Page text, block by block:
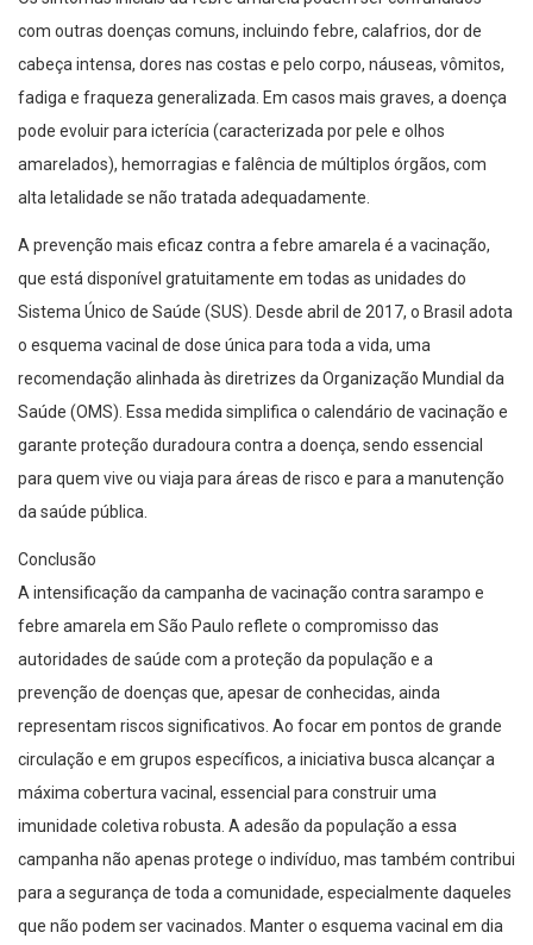
com outras doenças comuns, incluindo febre, calafrios, dor de
cabeça intensa, dores nas costas e pelo corpo, náuseas, vômitos,
fadiga e fraqueza generalizada. Em casos mais graves, a doença
pode evoluir para icterícia (caracterizada por pele e olhos
amarelados), hemorragias e falência de múltiplos órgãos, com
alta letalidade se não tratada adequadamente.
A prevenção mais eficaz contra a febre amarela é a vacinação,
que está disponível gratuitamente em todas as unidades do
Sistema Único de Saúde (SUS). Desde abril de 2017, o Brasil adota
o esquema vacinal de dose única para toda a vida, uma
recomendação alinhada às diretrizes da Organização Mundial da
Saúde (OMS). Essa medida simplifica o calendário de vacinação e
garante proteção duradoura contra a doença, sendo essencial
para quem vive ou viaja para áreas de risco e para a manutenção
da saúde pública.
Conclusão
A intensificação da campanha de vacinação contra sarampo e
febre amarela em São Paulo reflete o compromisso das
autoridades de saúde com a proteção da população e a
prevenção de doenças que, apesar de conhecidas, ainda
representam riscos significativos. Ao focar em pontos de grande
circulação e em grupos específicos, a iniciativa busca alcançar a
máxima cobertura vacinal, essencial para construir uma
imunidade coletiva robusta. A adesão da população a essa
campanha não apenas protege o indivíduo, mas também contribui
para a segurança de toda a comunidade, especialmente daqueles
que não podem ser vacinados. Manter o esquema vacinal em dia